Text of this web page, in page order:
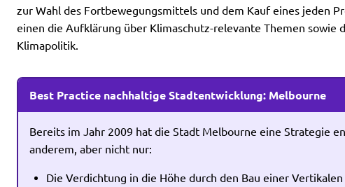
Volt Deutschland Merchandise Shop
Unsere Events
Presse
Mach bei uns mit!
Deine Spende für Volt!
zur Wahl des Fortbewegungsmittels und dem Kauf eines jeden
einen die Aufklärung über Klimaschutz-relevante Themen
Klimapolitik.
Best Practice nachhaltige Stadtentwicklung: Melbourne
Bereits im Jahr 2009 hat die Stadt Melbourne eine Strategie
anderem, aber nicht nur:
Die Verdichtung in die Höhe durch den Bau einer